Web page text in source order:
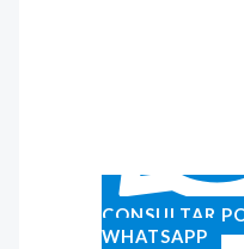
CONSULTAR
WHATSAPP